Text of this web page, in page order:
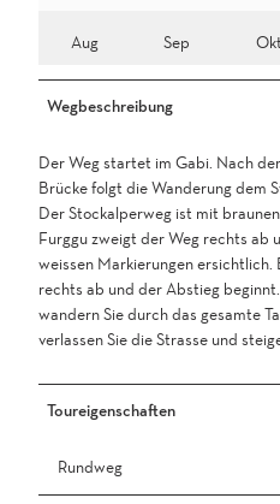
Aug Sep Okt
Wegbeschreibung
Der Weg startet im Gabi. Nach
Brücke folgt die Wanderung dem
Der Stockalperweg ist mit
Furggu zweigt der Weg rechts ab
weissen Markierungen ersichtlich.
rechts ab und der Abstieg
wandern Sie durch das gesamte
verlassen Sie die Strasse und
Toureigenschaften
Rundweg